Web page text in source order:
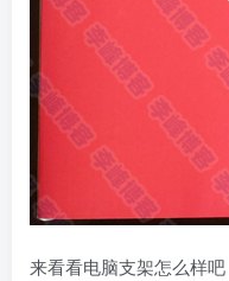
来看看电脑支架怎么样吧